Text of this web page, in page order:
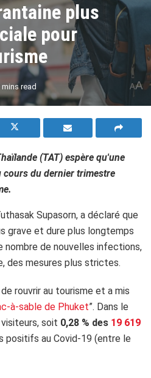
plus
pour
read AA
(TAT) espère qu'une
cours du dernier trimestre
Supasorn, a déclaré que
grave et dure plus longtemps
nombre de nouvelles infections,
des mesures plus strictes.
rouvrir au tourisme et a mis
à-sable de Phuket”. Dans le
soit 0,28 % des 19 619
positifs au Covid-19 (entre le